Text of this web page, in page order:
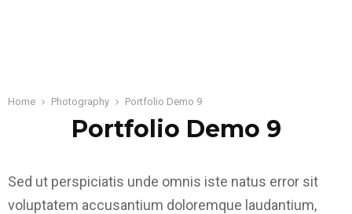
Home Photography Portfolio Demo 9
Portfolio Demo 9
Sed ut perspiciatis unde omnis iste natus error sit
voluptatem accusantium doloremque laudantium,